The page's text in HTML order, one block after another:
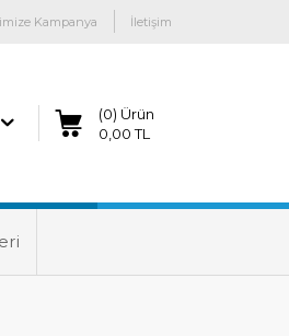
Kampanya İletişim
(0) Ürün
0,00 TL